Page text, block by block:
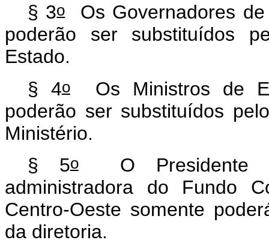
§ 3oOs Governadores de
poderão ser substituídos
Estado.
§ 4oOs Ministros de
poderão ser substituídos
Ministério.
§ 5oO Presidente
administradora do Fundo
Centro-Oeste somente
da diretoria.